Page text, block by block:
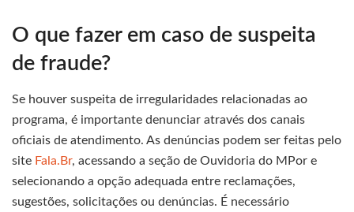
O que fazer em caso de suspeita
de fraude?
Se houver suspeita de irregularidades relacionadas ao
programa, é importante denunciar através dos canais
oficiais de atendimento. As denúncias podem ser feitas pelo
site Fala.Br, acessando a seção de Ouvidoria do MPor e
selecionando a opção adequada entre reclamações,
sugestões, solicitações ou denúncias. É necessário